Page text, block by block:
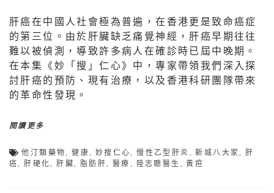
肝癌在中國人社會極為普遍，在香港更是致命癌症
的第三位。由於肝臟缺乏痛覺神經，肝癌早期往往
難以被偵測，導致許多病人在確診時已屆中晚期。
在本集《妙「搜」仁心》中，專家帶領我們深入探
討肝癌的預防、現有治療，以及香港科研團隊帶來
的革命性發現。
閱讀更多
他汀類藥物,健康, 妙搜仁心,慢性乙型肝炎 ,新城八大家,肝
癌,肝硬化,肝臟, 脂肪肝, 醫療 , 陸志聰醫生 ,黃疸